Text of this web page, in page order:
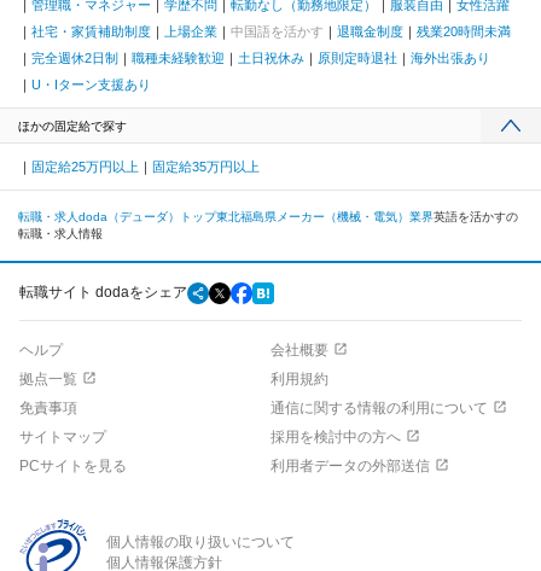
管理職・マネジャー
学歴不問 転勤なし（勤務地限定） 服装自由
女性活躍
社宅・家賃補助制度
上場企業 中国語を活かす 退職金制度
残業20時間未満
完全週休2日制
職種未経験歓迎 土日祝休み 原則定時退社
海外出張あり
U・Iターン支援あり
ほかの固定給で探す
固定給25万円以上 固定給35万円以上
転職・求人doda（デューダ）トップ東北福島県 メーカー（機械・電気）業界英語を活かすの
転職・求人情報
転職サイト dodaをシェア
ヘルプ
会社概要
拠点一覧
利用規約
免責事項
通信に関する情報の利用について
サイトマップ
採用を検討中の方へ
PCサイトを見る
利用者データの外部送信
個人情報の取り扱いについて
個人情報保護方針